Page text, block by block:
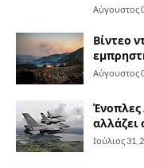
Αύγουστος
Βίντεο
Αύγουστος
Ένοπλες
αλλάζει
Ιούλιος 31,